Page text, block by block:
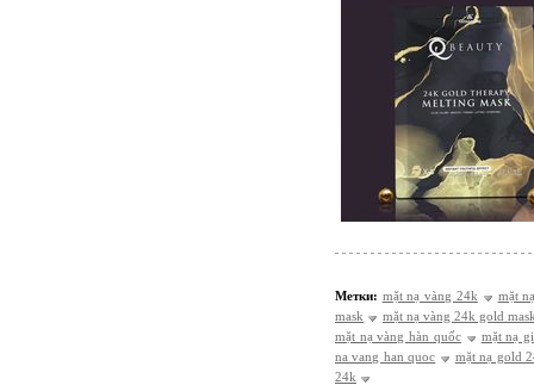
Метки: mặt nạ vàng 24k
mặt
mask
mặt nạ vàng 24k gold
mặt nạ vàng hàn quốc
mặt nạ
na vang han quoc
mặt nạ gold
24k